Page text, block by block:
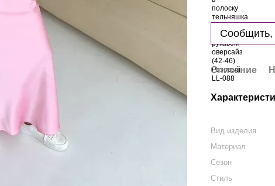
Сообщить,
Описание
Вид изделия
Материал
Сезон
Стиль